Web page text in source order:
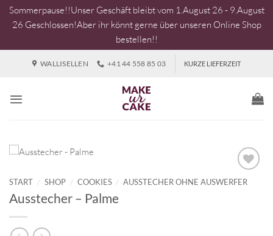
Sommerpause!!Unser Geschäft bleibt vom 1.August 26 - 9.August
26 Geschlossen!Aber ihr könnt gerne über unseren Online Shop
bestellen!!
WALLISELLEN +41 44 558 85 03 KURZE LIEFERZEIT
START / SHOP / COOKIES / AUSSTECHER OHNE AUSWERFER
Ausstecher – Palme